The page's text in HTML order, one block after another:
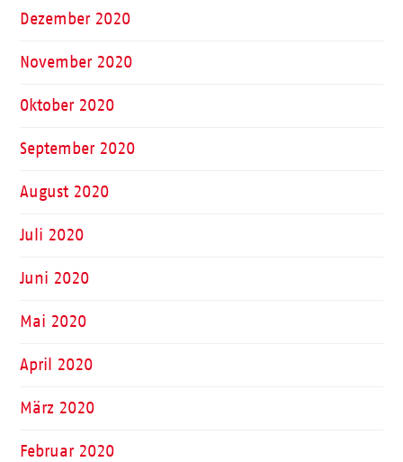
Dezember 2020
November 2020
Oktober 2020
September 2020
August 2020
Juli 2020
Juni 2020
Mai 2020
April 2020
März 2020
Februar 2020